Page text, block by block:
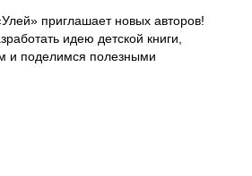
приглашает новых авторов!
идею детской книги,
и поделимся полезными